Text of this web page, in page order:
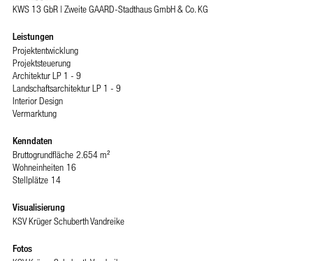
KWS 13 GbR | Zweite GAARD-Stadthaus GmbH & Co. KG
Leistungen
Projektentwicklung
Projektsteuerung
Architektur LP 1 - 9
Landschaftsarchitektur LP 1 - 9
Interior Design
Vermarktung
Kenndaten
Bruttogrundfläche 2.654 m²
Wohneinheiten 16
Stellplätze 14
Visualisierung
KSV Krüger Schuberth Vandreike
Fotos